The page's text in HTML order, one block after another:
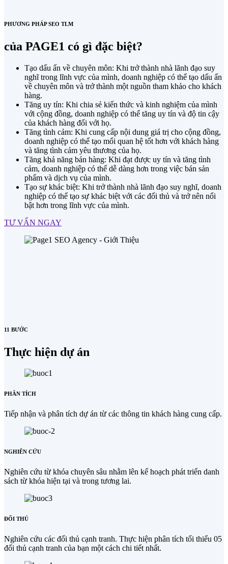
PHƯƠNG PHÁP SEO TLM
của PAGE1 có gì đặc biệt?
Tạo dấu ấn về chuyên môn: Khi trở thành nhà lãnh đạo suy
nghĩ trong lĩnh vực của mình, doanh nghiệp có thể tạo dấu ấn
về chuyên môn và trở thành một nguồn tham khảo cho khách
hàng.
Tăng uy tín: Khi chia sẻ kiến thức và kinh nghiệm của mình
với cộng đồng, doanh nghiệp có thể tăng uy tín và độ tin cậy
của khách hàng đối với họ.
Tăng tình cảm: Khi cung cấp nội dung giá trị cho cộng đồng,
doanh nghiệp có thể tạo mối quan hệ tốt hơn với khách hàng
và tăng tình cảm yêu thương của họ.
Tăng khả năng bán hàng: Khi đạt được uy tín và tăng tình
cảm, doanh nghiệp có thể dễ dàng hơn trong việc bán sản
phẩm và dịch vụ của mình.
Tạo sự khác biệt: Khi trở thành nhà lãnh đạo suy nghĩ, doanh
nghiệp có thể tạo sự khác biệt với các đối thủ và trở nên nổi
bật hơn trong lĩnh vực của mình.
TƯ VẤN NGAY
11 BƯỚC
Thực hiện dự án
PHÂN TÍCH
Tiếp nhận và phân tích dự án từ các thông tin khách hàng cung cấp.
NGHIÊN CỨU
Nghiên cứu từ khóa chuyên sâu nhằm lên kế hoạch phát triển danh
sách từ khóa hiện tại và trong tương lai.
ĐỐI THỦ
Nghiên cứu các đối thủ cạnh tranh. Thực hiện phân tích tối thiểu 05
đối thủ cạnh tranh của bạn một cách chi tiết nhất.